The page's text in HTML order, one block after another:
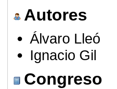
Autores
Álvaro Lleó
Ignacio Gil
Congreso